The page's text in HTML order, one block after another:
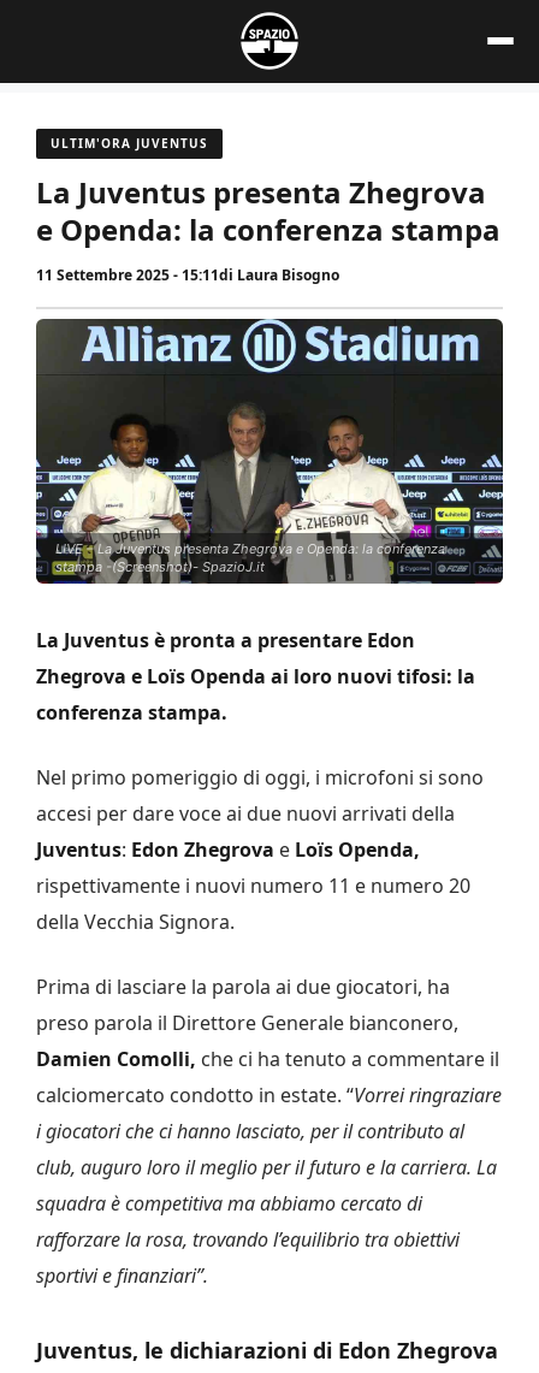
contenuto
ULTIM'ORA JUVENTUS
La Juventus presenta Zhegrova
e Openda: la conferenza stampa
11 Settembre 2025 - 15:11di Laura Bisogno
LIVE – La Juventus presenta Zhegrova e Openda: la conferenza
stampa -(Screenshot)- SpazioJ.it
La Juventus è pronta a presentare Edon
Zhegrova e Loïs Openda ai loro nuovi tifosi: la
conferenza stampa.
Nel primo pomeriggio di oggi, i microfoni si sono
accesi per dare voce ai due nuovi arrivati della
Juventus: Edon Zhegrova e Loïs Openda,
rispettivamente i nuovi numero 11 e numero 20
della Vecchia Signora.
Prima di lasciare la parola ai due giocatori, ha
preso parola il Direttore Generale bianconero,
Damien Comolli, che ci ha tenuto a commentare il
calciomercato condotto in estate. “Vorrei ringraziare
i giocatori che ci hanno lasciato, per il contributo al
club, auguro loro il meglio per il futuro e la carriera. La
squadra è competitiva ma abbiamo cercato di
rafforzare la rosa, trovando l’equilibrio tra obiettivi
sportivi e finanziari”.
Juventus, le dichiarazioni di Edon Zhegrova